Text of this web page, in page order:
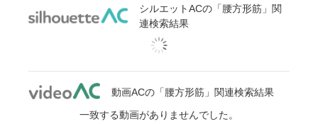
シルエットACの「腰方形筋」関
連検索結果
動画ACの「腰方形筋」関連検索結果
一致する動画がありませんでした。